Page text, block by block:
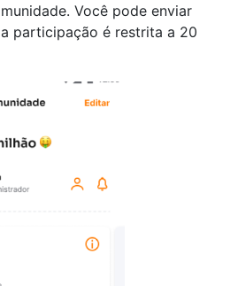
Você pode enviar
participação é restrita a 20